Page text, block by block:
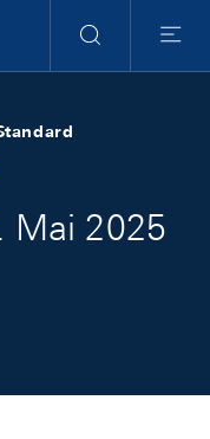
Suche
Menu
Mai 2025